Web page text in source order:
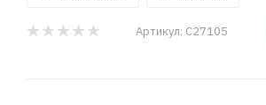
Артикул: C27105